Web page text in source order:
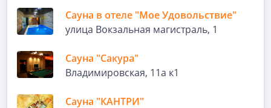
Сауна в отеле "Мое Удовольствие"
улица Вокзальная магистраль, 1
Сауна "Сакура"
Владимировская, 11а к1
Сауна "КАНТРИ"